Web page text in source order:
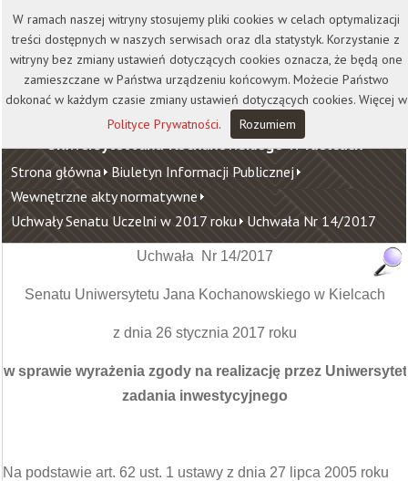
Kontakt Biblioteka
Wydawnictwo
Wirtualna Uczelnia
Uniwersytet Jana Kochanowskiego w Kielcach
Strona główna Biuletyn Informacji Publicznej
Wewnętrzne akty normatywne
Uchwały Senatu Uczelni w 2017 roku Uchwała Nr 14/2017
Uchwała Nr 14/2017
Senatu Uniwersytetu Jana Kochanowskiego w Kielcach
z dnia 26 stycznia 2017 roku
w sprawie wyrażenia zgody na realizację przez Uniwersytet
zadania inwestycyjnego
Na podstawie art. 62 ust. 1 ustawy z dnia 27 lipca 2005 roku
W ramach naszej witryny stosujemy pliki cookies w celach optymalizacji
treści dostępnych w naszych serwisach oraz dla statystyk. Korzystanie z
witryny bez zmiany ustawień dotyczących cookies oznacza, że będą one
zamieszczane w Państwa urządzeniu końcowym. Możecie Państwo
dokonać w każdym czasie zmiany ustawień dotyczących cookies. Więcej w
Polityce Prywatności. Rozumiem